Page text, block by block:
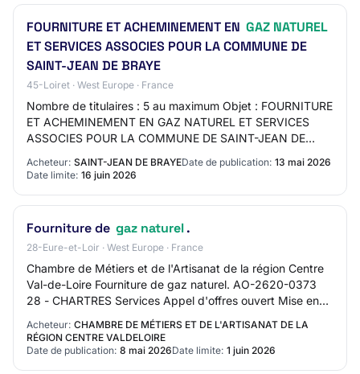
FOURNITURE ET ACHEMINEMENT EN GAZ NATUREL
ET SERVICES ASSOCIES POUR LA COMMUNE DE
SAINT-JEAN DE BRAYE
45-Loiret · West Europe · France
Nombre de titulaires : 5 au maximum Objet : FOURNITURE
ET ACHEMINEMENT EN GAZ NATUREL ET SERVICES
ASSOCIES POUR LA COMMUNE DE SAINT-JEAN DE
Type de mar…
Acheteur: SAINT-JEAN DE BRAYEDate de publication: 13 mai 2026
Date limite: 16 juin 2026
Fourniture de gaz naturel.
28-Eure-et-Loir · West Europe · France
Chambre de Métiers et de l'Artisanat de la région Centre
Val-de-Loire Fourniture de gaz naturel. AO-2620-0373
28 - CHARTRES Services Appel d'offres ouvert Mise en
ligne : 08/05/2026 Limite de réponse…
Acheteur: CHAMBRE DE MÉTIERS ET DE L'ARTISANAT DE LA
RÉGION CENTRE VALDELOIRE
Date de publication: 8 mai 2026Date limite: 1 juin 2026